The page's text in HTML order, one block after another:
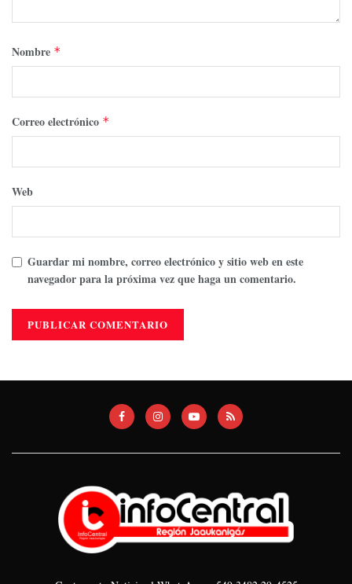
Nombre *
Correo electrónico *
Web
Guardar mi nombre, correo electrónico y sitio web en este
navegador para la próxima vez que haga un comentario.